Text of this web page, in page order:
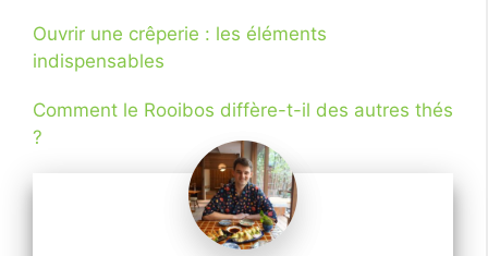
Ouvrir une crêperie : les éléments
indispensables
Comment le Rooibos diffère-t-il des autres thés
?